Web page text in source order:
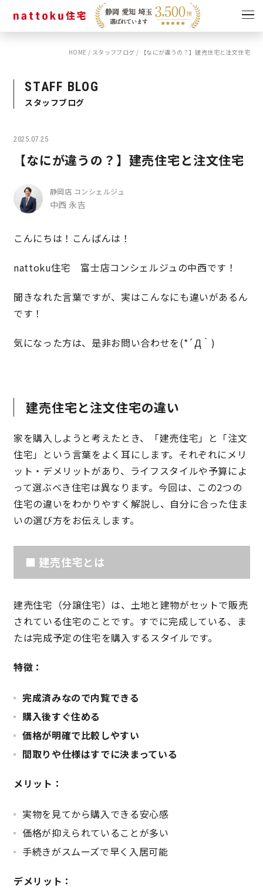
ショールーム
スタッフブログ
営業時間／10:00～20:00 定休日／年末年始
OWNER’S SITE オーナーズサイト
nattokuグループコーポレートサイト
nattoku住宅 10のこだわり
理想の暮らしを引き出すデザイン力
身体に優しい自然素材の家
頑丈で長持ちの外壁
2030年の省エネ基準住宅
100年点検住宅
快適な室内環境へのこだわり
生涯続く安心のアフターフォロー
HOME / スタッフブログ / 【なにが違うの？】建売住宅と注文住宅
STAFF BLOG
スタッフブログ
2025.07.25
【なにが違うの？】建売住宅と注文住宅
静岡店 コンシェルジュ
中西 永吉
こんにちは！こんばんは！
nattoku住宅 富士店コンシェルジュの中西です！
聞きなれた言葉ですが、実はこんなにも違いがあるん
です！
気になった方は、是非お問い合わせを(*´Д｀)
建売住宅と注文住宅の違い
家を購入しようと考えたとき、「建売住宅」と「注文
住宅」という言葉をよく耳にします。それぞれにメリ
ット・デメリットがあり、ライフスタイルや予算によ
って選ぶべき住宅は異なります。今回は、この2つの
住宅の違いをわかりやすく解説し、自分に合った住ま
いの選び方をお伝えします。
■ 建売住宅とは
建売住宅（分譲住宅）は、土地と建物がセットで販売
されている住宅のことです。すでに完成している、ま
たは完成予定の住宅を購入するスタイルです。
特徴：
完成済みなので内覧できる
購入後すぐ住める
価格が明確で比較しやすい
間取りや仕様はすでに決まっている
メリット：
実物を見てから購入できる安心感
価格が抑えられていることが多い
手続きがスムーズで早く入居可能
デメリット：